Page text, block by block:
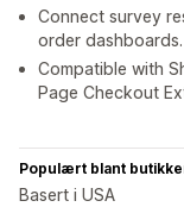
Connect survey
order dashboards.
Compatible with
Page Checkout
Populært blant
Basert i USA